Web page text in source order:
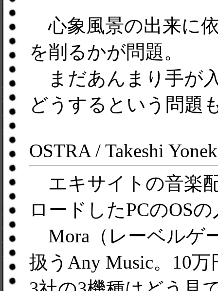
心象風景の出来に
を削るかが問題。
まだあんまり手が
どうするという問題
OSTRA / Takeshi
エキサイトの音楽
ロードしたPCのOS
Mora（レーベルゲ
扱うAny Music。10